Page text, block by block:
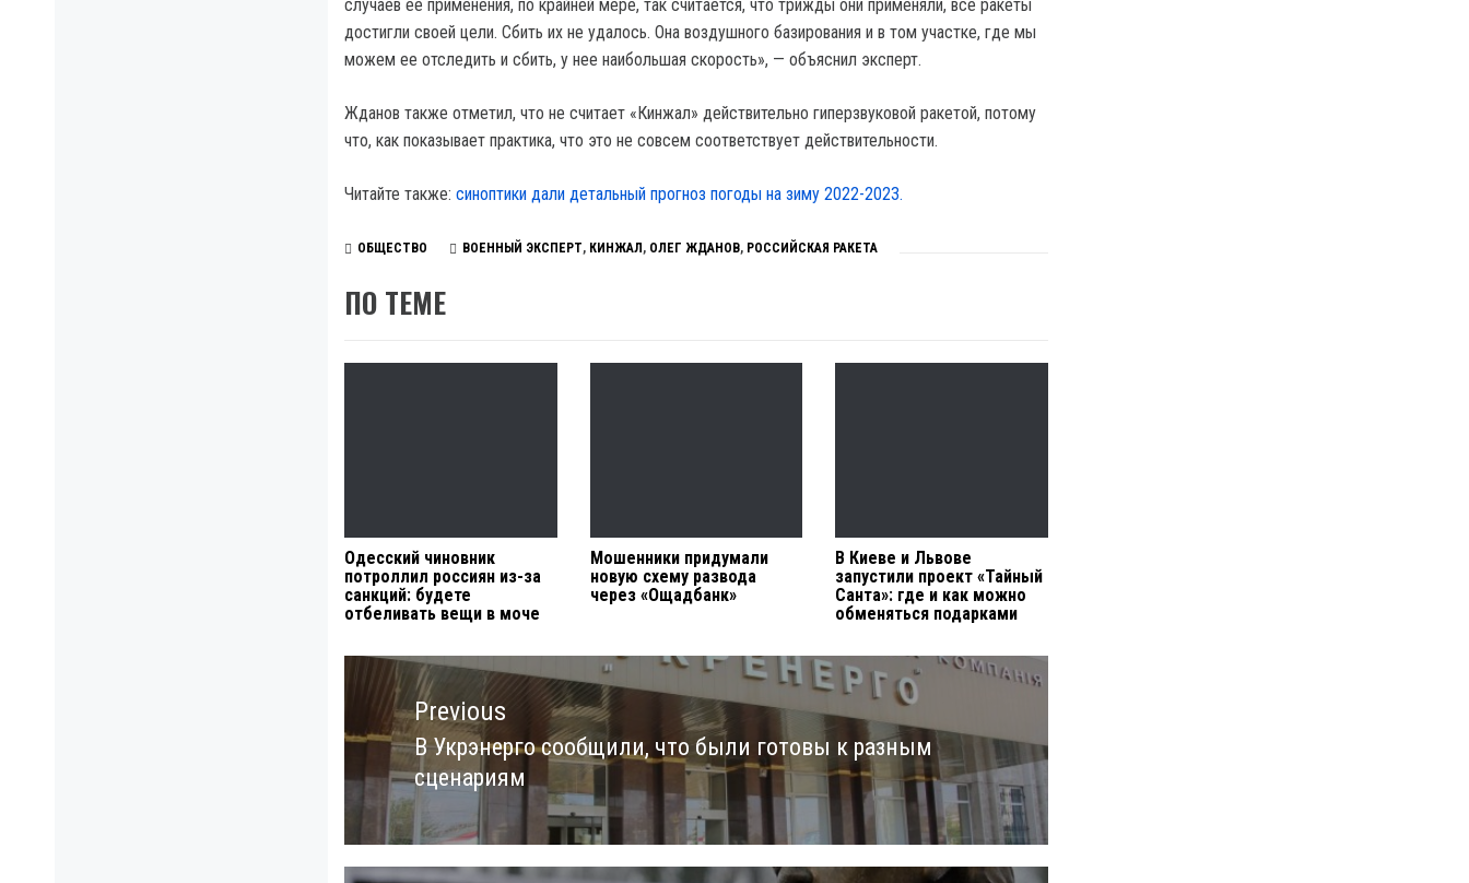
случаев ее применения, по крайней мере, так считается, что трижды они применяли, все ракеты
достигли своей цели. Сбить их не удалось. Она воздушного базирования и в том участке, где мы
можем ее отследить и сбить, у нее наибольшая скорость», — объяснил эксперт.
Жданов также отметил, что не считает «Кинжал» действительно гиперзвуковой ракетой, потому
что, как показывает практика, что это не совсем соответствует действительности.
Читайте также: синоптики дали детальный прогноз погоды на зиму 2022-2023.
ОБЩЕСТВО ВОЕННЫЙ ЭКСПЕРТ, КИНЖАЛ , ОЛЕГ ЖДАНОВ, РОССИЙСКАЯ РАКЕТА
ПО ТЕМЕ
Одесский чиновник
потроллил россиян из-за
санкций: будете
отбеливать вещи в моче
Мошенники придумали
новую схему развода
через «Ощадбанк»
В Киеве и Львове
запустили проект «Тайный
Санта»: где и как можно
обменяться подарками
Навигация
по
записямPrevious
Previous
post:
В Укрэнерго сообщили, что были готовы к разным
сценариям